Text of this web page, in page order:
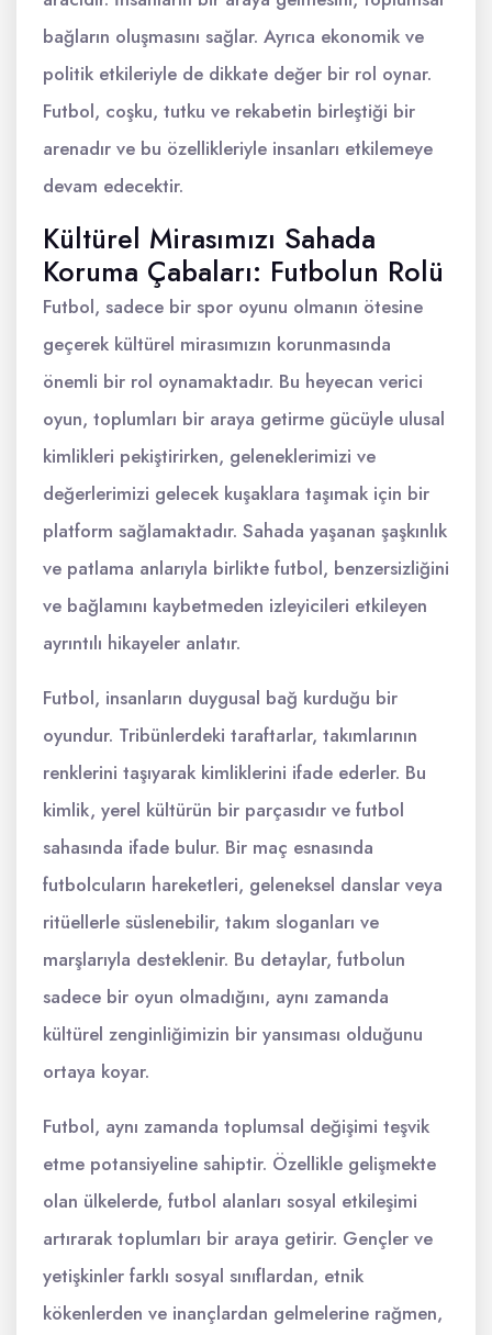
bağların oluşmasını sağlar. Ayrıca ekonomik ve
politik etkileriyle de dikkate değer bir rol oynar.
Futbol, coşku, tutku ve rekabetin birleştiği bir
arenadır ve bu özellikleriyle insanları etkilemeye
devam edecektir.
Kültürel Mirasımızı Sahada
Koruma Çabaları: Futbolun Rolü
Futbol, sadece bir spor oyunu olmanın ötesine
geçerek kültürel mirasımızın korunmasında
önemli bir rol oynamaktadır. Bu heyecan verici
oyun, toplumları bir araya getirme gücüyle ulusal
kimlikleri pekiştirirken, geleneklerimizi ve
değerlerimizi gelecek kuşaklara taşımak için bir
platform sağlamaktadır. Sahada yaşanan şaşkınlık
ve patlama anlarıyla birlikte futbol, benzersizliğini
ve bağlamını kaybetmeden izleyicileri etkileyen
ayrıntılı hikayeler anlatır.
Futbol, insanların duygusal bağ kurduğu bir
oyundur. Tribünlerdeki taraftarlar, takımlarının
renklerini taşıyarak kimliklerini ifade ederler. Bu
kimlik, yerel kültürün bir parçasıdır ve futbol
sahasında ifade bulur. Bir maç esnasında
futbolcuların hareketleri, geleneksel danslar veya
ritüellerle süslenebilir, takım sloganları ve
marşlarıyla desteklenir. Bu detaylar, futbolun
sadece bir oyun olmadığını, aynı zamanda
kültürel zenginliğimizin bir yansıması olduğunu
ortaya koyar.
Futbol, aynı zamanda toplumsal değişimi teşvik
etme potansiyeline sahiptir. Özellikle gelişmekte
olan ülkelerde, futbol alanları sosyal etkileşimi
artırarak toplumları bir araya getirir. Gençler ve
yetişkinler farklı sosyal sınıflardan, etnik
kökenlerden ve inançlardan gelmelerine rağmen,